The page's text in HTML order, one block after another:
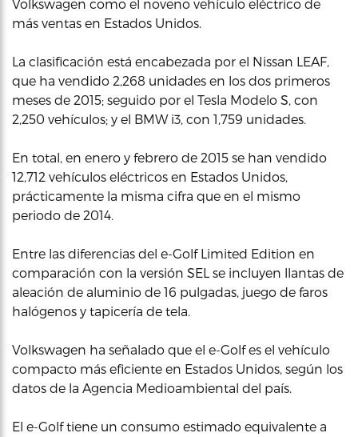
Volkswagen como el noveno vehículo eléctrico de
más ventas en Estados Unidos.
La clasificación está encabezada por el Nissan LEAF,
que ha vendido 2,268 unidades en los dos primeros
meses de 2015; seguido por el Tesla Modelo S, con
2,250 vehículos; y el BMW i3, con 1,759 unidades.
En total, en enero y febrero de 2015 se han vendido
12,712 vehículos eléctricos en Estados Unidos,
prácticamente la misma cifra que en el mismo
periodo de 2014.
Entre las diferencias del e-Golf Limited Edition en
comparación con la versión SEL se incluyen llantas de
aleación de aluminio de 16 pulgadas, juego de faros
halógenos y tapicería de tela.
Volkswagen ha señalado que el e-Golf es el vehículo
compacto más eficiente en Estados Unidos, según los
datos de la Agencia Medioambiental del país.
El e-Golf tiene un consumo estimado equivalente a